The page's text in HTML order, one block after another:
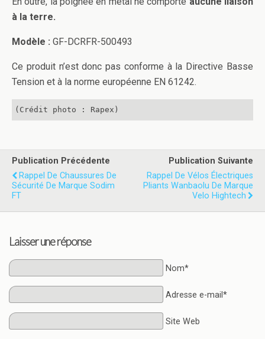
à la terre.
Modèle : GF-DCRFR-500493
Ce produit n’est donc pas conforme à la Directive Basse
Tension et à la norme européenne EN 61242.
(Crédit photo : Rapex)
Publication Précédente
Rappel De Chaussures De
Sécurité De Marque Sodim
FT
Publication Suivante
Rappel De Vélos Électriques
Pliants Wanbaolu De Marque
Velo Hightech
Laisser une réponse
Nom*
Adresse e-mail*
Site Web